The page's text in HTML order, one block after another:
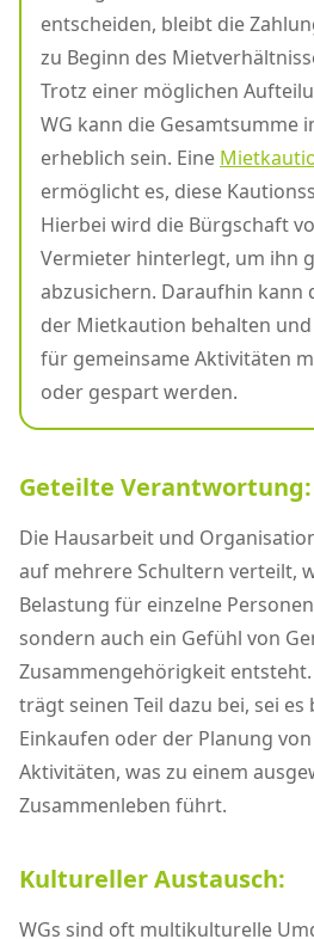
entscheiden, bleibt die
zu Beginn des
Trotz einer möglichen
WG kann die Gesamtsumme
erheblich sein. Eine
ermöglicht es, diese
Hierbei wird die Bürgschaft
Vermieter hinterlegt, um ihn
abzusichern. Daraufhin kann
der Mietkaution behalten
für gemeinsame Aktivitäten
oder gespart werden.
Geteilte Verantwortung:
Die Hausarbeit und
auf mehrere Schultern verteilt,
Belastung für einzelne
sondern auch ein Gefühl von
Zusammengehörigkeit
trägt seinen Teil dazu bei, sei
Einkaufen oder der Planung
Aktivitäten, was zu einem
Zusammenleben führt.
Kultureller Austausch:
WGs sind oft multikulturelle